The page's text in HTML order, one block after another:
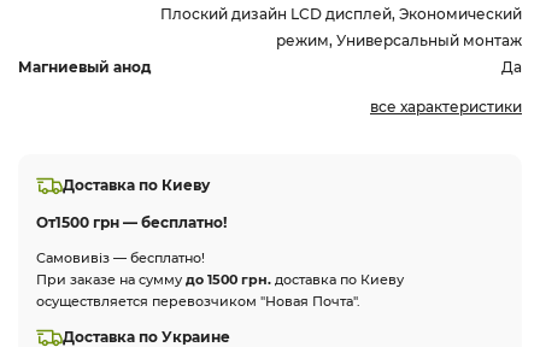
Плоский дизайн LCD дисплей, Экономический
режим, Универсальный монтаж
Магниевый анод
Да
все характеристики
Доставка по Киеву
От1500 грн — бесплатно!
Самовивіз — бесплатно!
При заказе на сумму до 1500 грн. доставка по Киеву
осуществляется перевозчиком "Новая Почта".
Доставка по Украине